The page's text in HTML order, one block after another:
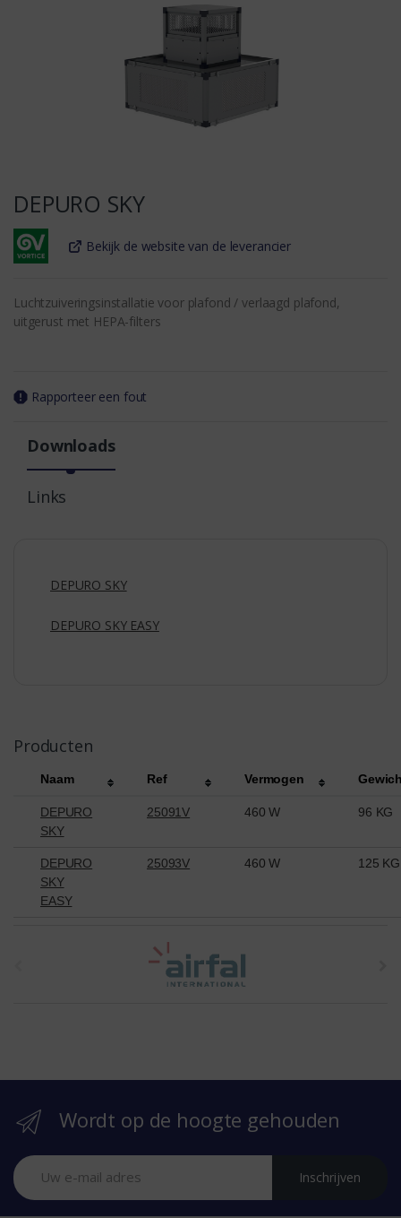
DEPURO SKY
Bekijk de website van de leverancier
Luchtzuiveringsinstallatie voor plafond / verlaagd plafond,
uitgerust met HEPA-filters
Rapporteer een fout
Downloads
Links
DEPURO SKY
DEPURO SKY EASY
Producten
Naam Ref Vermogen
DEPURO
SKY
25091V 460 W 96 KG
DEPURO
SKY
EASY
25093V 460 W 125 KG
r
Wordt op de hoogte gehouden
Inschrijven